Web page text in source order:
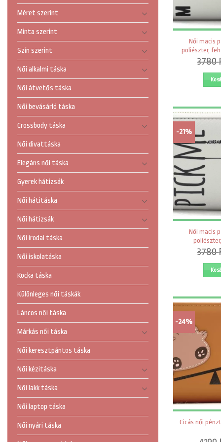
Méret szerint
Minta szerint
Szín szerint
Női alkalmi táska
Női átvetős táska
Női bevásárló táska
Crossbody táska
Női divattáska
Elegáns női táska
Gyerek hátizsák
Női hátitáska
Női hátizsák
Női irodai táska
Női iskolatáska
Kocka táska
Különleges női táskák
Láncos női táska
Márkás női táska
Női keresztpántos táska
Női kézitáska
Női lakk táska
Női laptop táska
Női nyári táska
Női macis
poliészter,
3780
-21%
Női macis
3780
-24%
Cicás női